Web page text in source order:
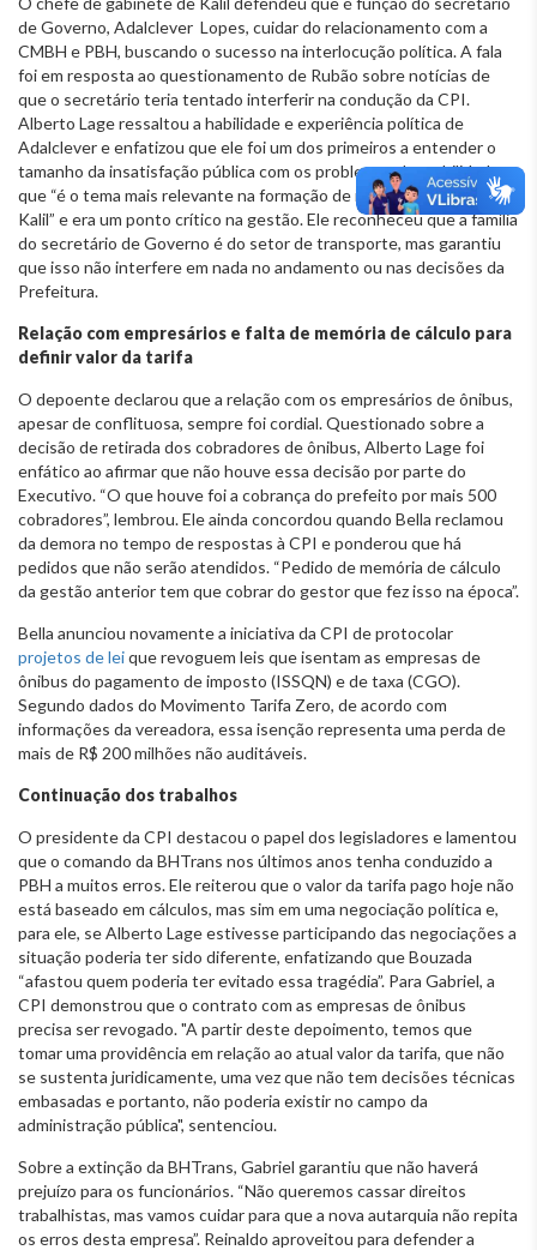
de Governo, Adalclever Lopes, cuidar do relacionamento com a
CMBH e PBH, buscando o sucesso na interlocução política. A fala
foi em resposta ao questionamento de Rubão sobre notícias de
que o secretário teria tentado interferir na condução da CPI.
Alberto Lage ressaltou a habilidade e experiência política de
Adalclever e enfatizou que ele foi um dos primeiros a entender o
tamanho da insatisfação pública com os problemas de mobilidade,
que “é o tema mais relevante na formação de imagem do prefeito
Kalil” e era um ponto crítico na gestão. Ele reconheceu que a família
do secretário de Governo é do setor de transporte, mas garantiu
que isso não interfere em nada no andamento ou nas decisões da
Prefeitura.
Relação com empresários e falta de memória de cálculo para
definir valor da tarifa
O depoente declarou que a relação com os empresários de ônibus,
apesar de conflituosa, sempre foi cordial. Questionado sobre a
decisão de retirada dos cobradores de ônibus, Alberto Lage foi
enfático ao afirmar que não houve essa decisão por parte do
Executivo. “O que houve foi a cobrança do prefeito por mais 500
cobradores”, lembrou. Ele ainda concordou quando Bella reclamou
da demora no tempo de respostas à CPI e ponderou que há
pedidos que não serão atendidos. “Pedido de memória de cálculo
da gestão anterior tem que cobrar do gestor que fez isso na época”.
Bella anunciou novamente a iniciativa da CPI de protocolar
projetos de leique revoguem leis que isentam as empresas de
ônibus do pagamento de imposto (ISSQN) e de taxa (CGO).
Segundo dados do Movimento Tarifa Zero, de acordo com
informações da vereadora, essa isenção representa uma perda de
mais de R$ 200 milhões não auditáveis.
Continuação dos trabalhos
O presidente da CPI destacou o papel dos legisladores e lamentou
que o comando da BHTrans nos últimos anos tenha conduzido a
PBH a muitos erros. Ele reiterou que o valor da tarifa pago hoje não
está baseado em cálculos, mas sim em uma negociação política e,
para ele, se Alberto Lage estivesse participando das negociações a
situação poderia ter sido diferente, enfatizando que Bouzada
“afastou quem poderia ter evitado essa tragédia”. Para Gabriel, a
CPI demonstrou que o contrato com as empresas de ônibus
precisa ser revogado. "A partir deste depoimento, temos que
tomar uma providência em relação ao atual valor da tarifa, que não
se sustenta juridicamente, uma vez que não tem decisões técnicas
embasadas e portanto, não poderia existir no campo da
administração pública", sentenciou.
Sobre a extinção da BHTrans, Gabriel garantiu que não haverá
prejuízo para os funcionários. “Não queremos cassar direitos
trabalhistas, mas vamos cuidar para que a nova autarquia não repita
os erros desta empresa”. Reinaldo aproveitou para defender a